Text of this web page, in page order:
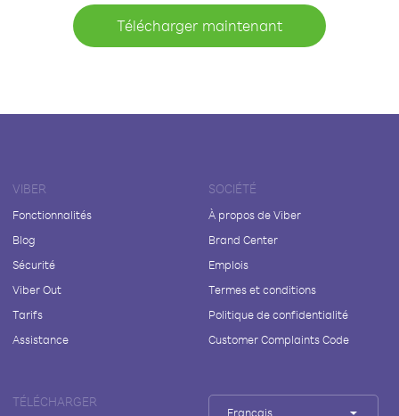
Télécharger maintenant
VIBER
Fonctionnalités
Blog
Sécurité
Viber Out
Tarifs
Assistance
SOCIÉTÉ
À propos de Viber
Brand Center
Emplois
Termes et conditions
Politique de confidentialité
Customer Complaints Code
TÉLÉCHARGER
Français